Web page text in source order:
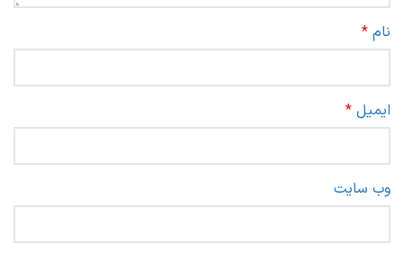
نام *
ایمیل *
وب‌ سایت